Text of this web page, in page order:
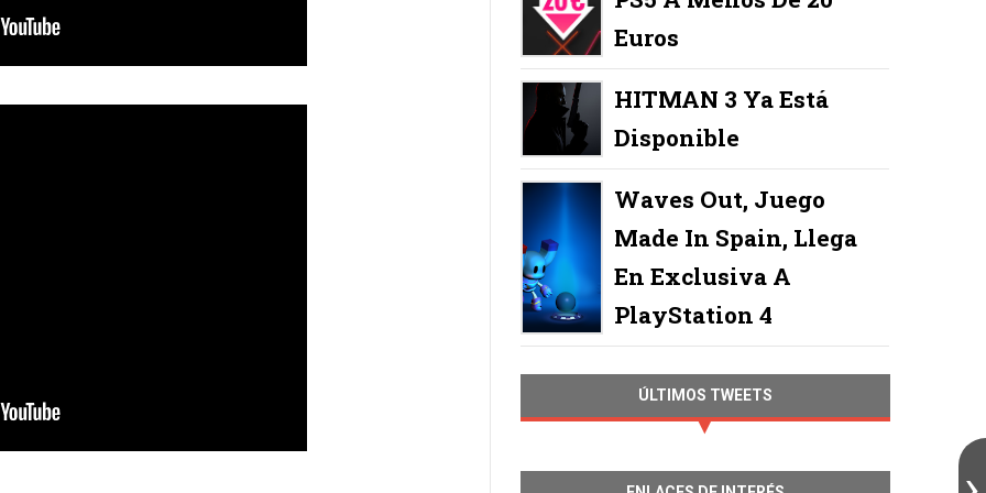
Euros
HITMAN 3 Ya Está
Disponible
Waves Out, Juego
Made In Spain, Llega
En Exclusiva A
PlayStation 4
ÚLTIMOS TWEETS